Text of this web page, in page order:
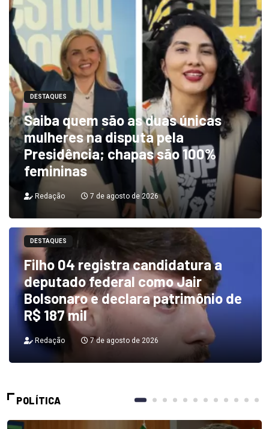
DESTAQUES
Saiba quem são as duas únicas
mulheres na disputa pela
Presidência; chapas são 100%
femininas
Redação 7 de agosto de 2026
DESTAQUES
Filho 04 registra candidatura a
deputado federal como Jair
Bolsonaro e declara patrimônio de
R$ 187 mil
Redação 7 de agosto de 2026
POLÍTICA